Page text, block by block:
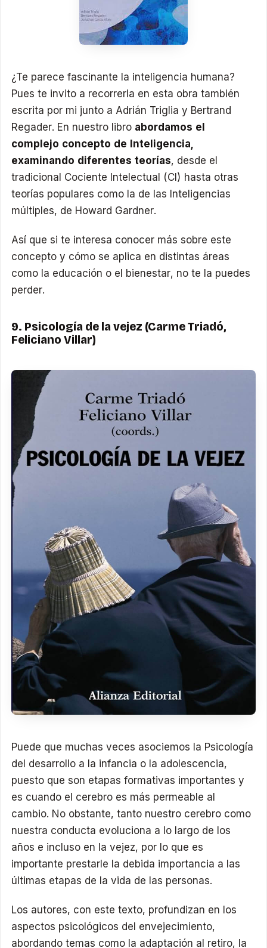
¿Te parece fascinante la inteligencia humana?
Pues te invito a recorrerla en esta obra también
escrita por mi junto a Adrián Triglia y Bertrand
Regader. En nuestro libro abordamos el
complejo concepto de Inteligencia,
examinando diferentes teorías, desde el
tradicional Cociente Intelectual (CI) hasta otras
teorías populares como la de las Inteligencias
múltiples, de Howard Gardner.
Así que si te interesa conocer más sobre este
concepto y cómo se aplica en distintas áreas
como la educación o el bienestar, no te la puedes
perder.
9. Psicología de la vejez (Carme Triadó,
Feliciano Villar)
Puede que muchas veces asociemos la Psicología
del desarrollo a la infancia o la adolescencia,
puesto que son etapas formativas importantes y
es cuando el cerebro es más permeable al
cambio. No obstante, tanto nuestro cerebro como
nuestra conducta evoluciona a lo largo de los
años e incluso en la vejez, por lo que es
importante prestarle la debida importancia a las
últimas etapas de la vida de las personas.
Los autores, con este texto, profundizan en los
aspectos psicológicos del envejecimiento,
abordando temas como la adaptación al retiro, la